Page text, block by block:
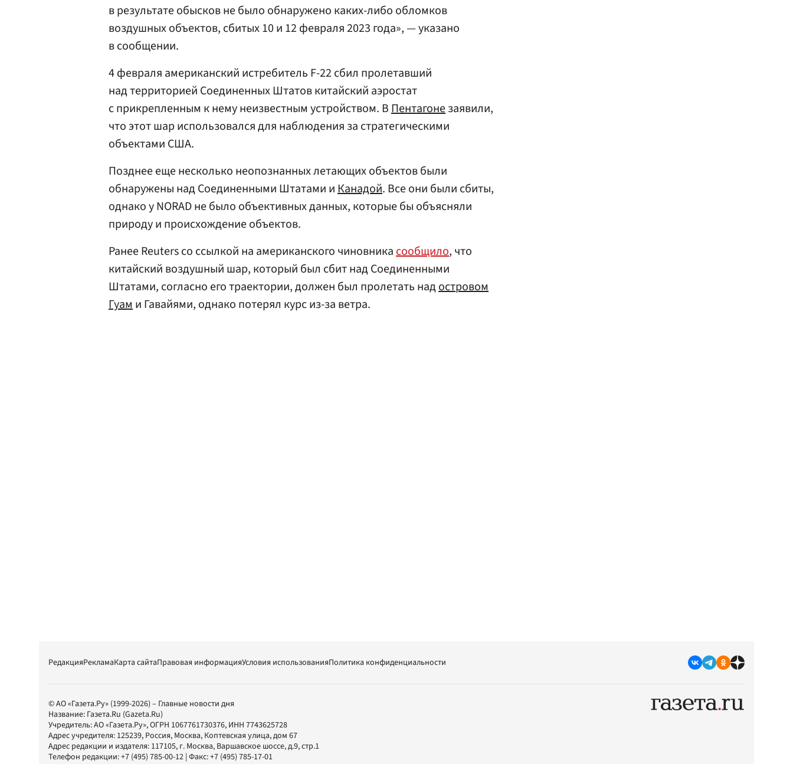
в результате обысков не было обнаружено каких-либо обломков
воздушных объектов, сбитых 10 и 12 февраля 2023 года», — указано
в сообщении.
4 февраля американский истребитель F-22 сбил пролетавший
над территорией Соединенных Штатов китайский аэростат
с прикрепленным к нему неизвестным устройством. ВПентагонезаявили,
что этот шар использовался для наблюдения за стратегическими
объектами США.
Позднее еще несколько неопознанных летающих объектов были
обнаружены над Соединенными Штатами иКанадой. Все они были сбиты,
однако у NORAD не было объективных данных, которые бы объясняли
природу и происхождение объектов.
Ранее Reuters со ссылкой на американского чиновникасообщило, что
китайский воздушный шар, который был сбит над Соединенными
Штатами, согласно его траектории, должен был пролетать надостровом
Гуами Гавайями, однако потерял курс из-за ветра.
РедакцияРекламаКарта сайтаПравовая информацияУсловия использованияПолитика конфиденциальности
© АО «Газета.Ру» (1999-2026) – Главные новости дня
Название: Газета.Ru (Gazeta.Ru)
Учредитель:АО «Газета.Ру», ОГРН 1067761730376, ИНН 7743625728
Адрес учредителя: 125239, Россия, Москва, Коптевская улица, дом 67
Адрес редакции и издателя: 117105, г. Москва, Варшавское шоссе, д.9, стр.1
Телефон редакции:+7 (495) 785-00-12 | Факс:+7 (495) 785-17-01